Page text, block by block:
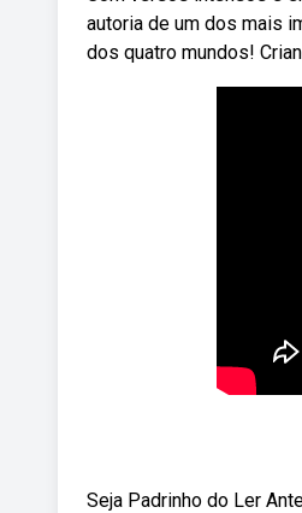
autoria de um dos mais
dos quatro mundos!
Seja Padrinho do Ler